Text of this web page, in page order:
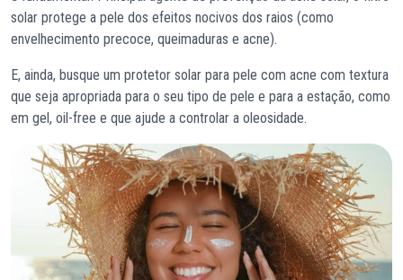
solar protege a pele dos efeitos nocivos dos raios (como
envelhecimento precoce, queimaduras e acne).
E, ainda, busque um protetor solar para pele com acne com textura
que seja apropriada para o seu tipo de pele e para a estação, como
em gel, oil-free e que ajude a controlar a oleosidade.